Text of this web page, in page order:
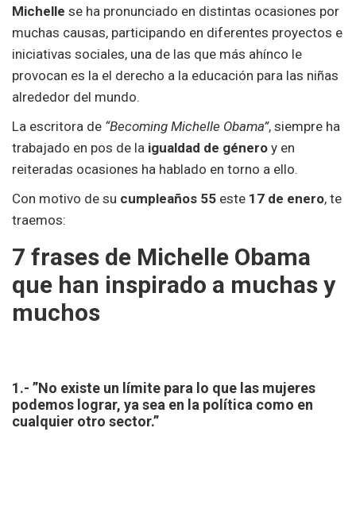
Michelle se ha pronunciado en distintas ocasiones por
muchas causas, participando en diferentes proyectos e
iniciativas sociales, una de las que más ahínco le
provocan es la el derecho a la educación para las niñas
alrededor del mundo.
La escritora de “Becoming Michelle Obama”, siempre ha
trabajado en pos de la igualdad de género y en
reiteradas ocasiones ha hablado en torno a ello.
Con motivo de su cumpleaños 55 este 17 de enero, te
traemos:
7 frases de Michelle Obama
que han inspirado a muchas y
muchos
1.- ”No existe un límite para lo que las mujeres
podemos lograr, ya sea en la política como en
cualquier otro sector.”